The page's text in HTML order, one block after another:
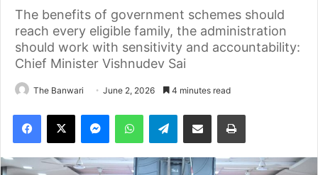
The benefits of government schemes should
reach every eligible family, the administration
should work with sensitivity and accountability:
Chief Minister Vishnudev Sai
The Banwari June 2, 2026 4 minutes read
Facebook
X MessengerWhatsAppTelegramShare via Email Print